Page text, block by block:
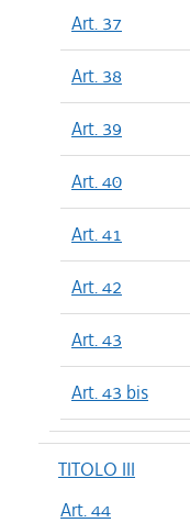
Art. 37
Art. 38
Art. 39
Art. 40
Art. 41
Art. 42
Art. 43
Art. 43 bis
TITOLO III
Art. 44